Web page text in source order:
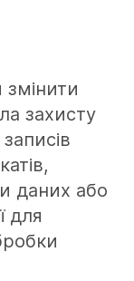
захисту
даних або
для